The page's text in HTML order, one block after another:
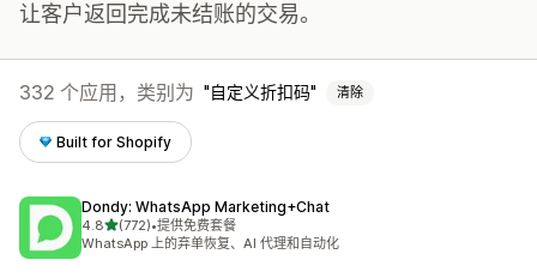
让客户返回完成未结账的交易。
332 个应用，类别为 自定义折扣码 清除
Built for Shopify
Dondy: WhatsApp Marketing+Chat
4.8星（满分 5 星）
(772)
总共 772 条评论
•提供免费套餐
WhatsApp 上的弃单恢复、AI 代理和自动化